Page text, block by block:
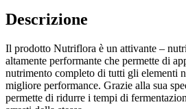
Descrizione
Il prodotto Nutriflora è un attivante –
altamente performante che permette di
nutrimento completo di tutti gli elementi
migliore performance. Grazie alla sua
permette di ridurre i tempi di